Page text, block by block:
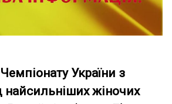
України з
найсильніших жіночих